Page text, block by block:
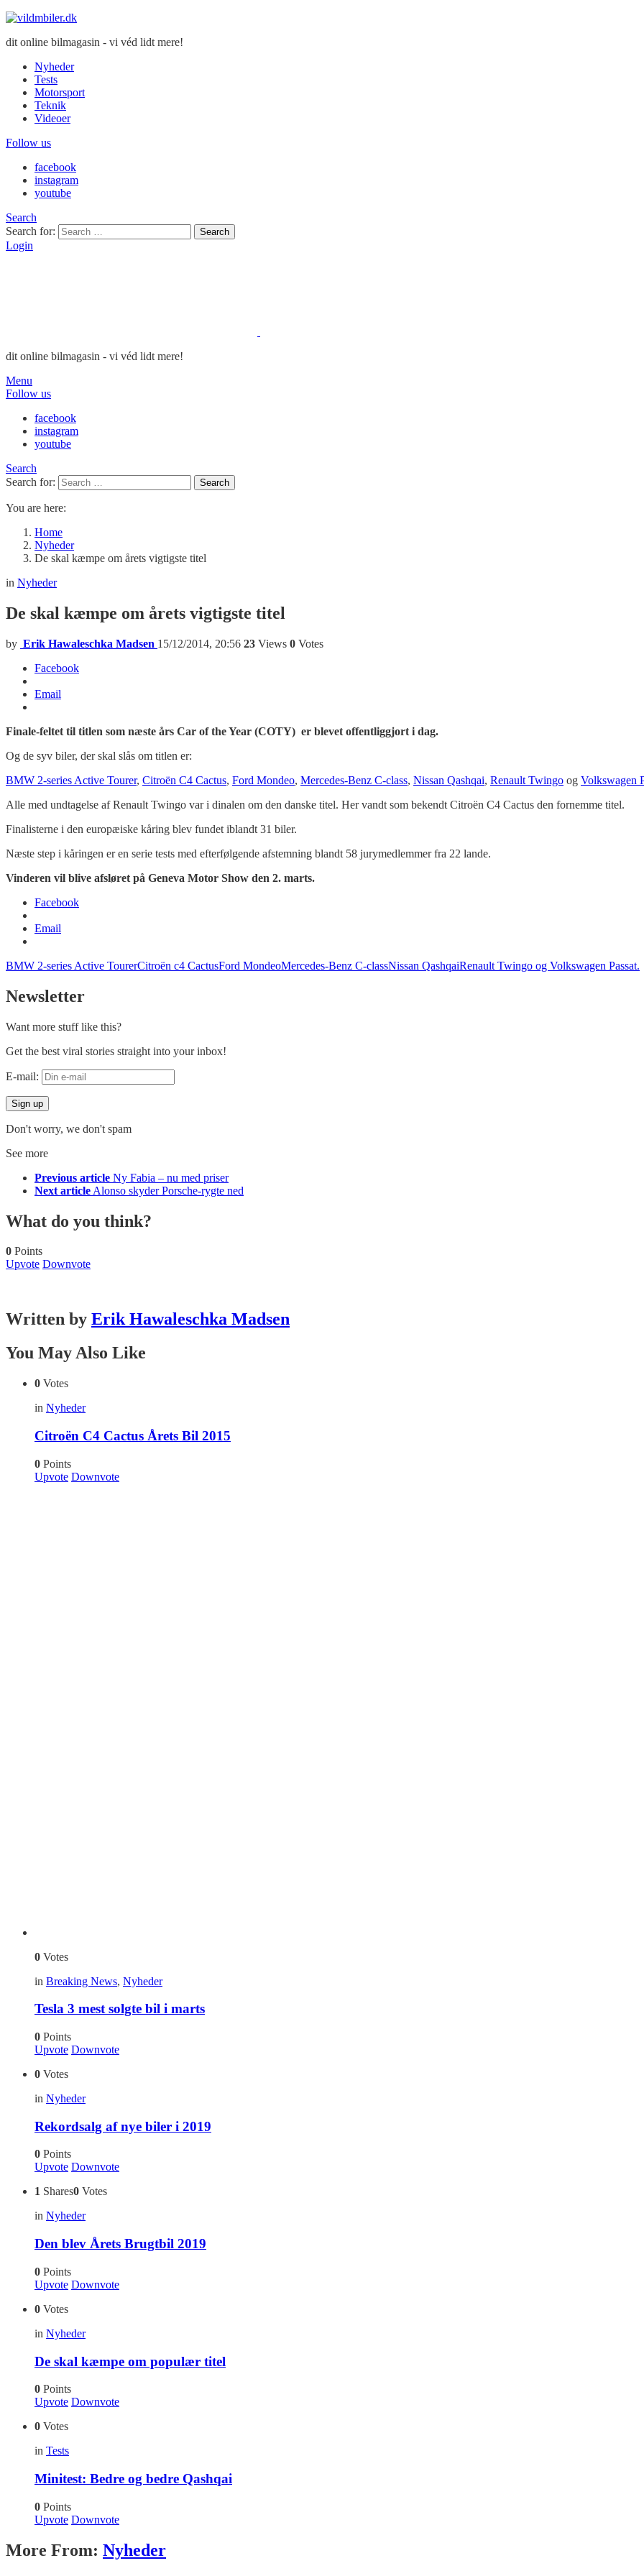
dit online bilmagasin - vi véd lidt mere!
Nyheder
Tests
Motorsport
Teknik
Videoer
Follow us
facebook
instagram
youtube
Search
Search for:
Search
Login
dit online bilmagasin - vi véd lidt mere!
Menu
Follow us
facebook
instagram
youtube
Search
Search for:
Search
You are here:
Home
Nyheder
De skal kæmpe om årets vigtigste titel
in Nyheder
De skal kæmpe om årets vigtigste titel
by Erik Hawaleschka Madsen 15/12/2014, 20:56 23 Views 0 Votes
Facebook
Email
Finale-feltet til titlen som næste års Car of the Year (COTY) er blevet offentliggjort i dag.
Og de syv biler, der skal slås om titlen er:
BMW 2-series Active Tourer, Citroën C4 Cactus, Ford Mondeo, Mercedes-Benz C-class, Nissan Qashqai, Renault Twingo og Volkswagen
Alle med undtagelse af Renault Twingo var i dinalen om den danske titel. Her vandt som bekendt Citroën C4 Cactus den fornemme titel.
Finalisterne i den europæiske kåring blev fundet iblandt 31 biler.
Næste step i kåringen er en serie tests med efterfølgende afstemning blandt 58 jurymedlemmer fra 22 lande.
Vinderen vil blive afsløret på Geneva Motor Show den 2. marts.
Facebook
Email
BMW 2-series Active TourerCitroën c4 CactusFord MondeoMercedes-Benz C-classNissan QashqaiRenault Twingo og Volkswagen Passat.
Newsletter
Want more stuff like this?
Get the best viral stories straight into your inbox!
E-mail:
Don't worry, we don't spam
See more
Previous article Ny Fabia – nu med priser
Next article Alonso skyder Porsche-rygte ned
What do you think?
0 Points
Upvote Downvote
Written by Erik Hawaleschka Madsen
You May Also Like
0 Votes
in Nyheder
Citroën C4 Cactus Årets Bil 2015
0 Points
Upvote Downvote
0 Votes
in Breaking News, Nyheder
Tesla 3 mest solgte bil i marts
0 Points
Upvote Downvote
0 Votes
in Nyheder
Rekordsalg af nye biler i 2019
0 Points
Upvote Downvote
1 Shares0 Votes
in Nyheder
Den blev Årets Brugtbil 2019
0 Points
Upvote Downvote
0 Votes
in Nyheder
De skal kæmpe om populær titel
0 Points
Upvote Downvote
0 Votes
in Tests
Minitest: Bedre og bedre Qashqai
0 Points
Upvote Downvote
More From: Nyheder